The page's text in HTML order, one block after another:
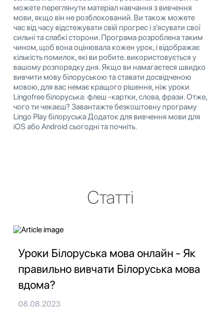
можете переглянути матеріал навчання з вивчення
мови, якщо він не розблокований. Ви також можете
час від часу відстежувати свій прогрес і з’ясувати свої
сильні та слабкі сторони. Програма розроблена таким
чином, щоб вона оцінювала кожен урок, і відображає
кількість помилок, які ви робите. використовується у
вашому розпорядку дня. Якщо ви намагаєтеся швидко
вивчити мову білоруською та ставати досвідченою
мовою, для вас немає кращого рішення, ніж уроки
Lingofree білоруська: флеш -картки, слова, фрази. Отже,
чого ти чекаєш? Завантажте безкоштовну програму
Lingo Play білоруська Додаток для вивчення мови для
iOS або Android сьогодні та почніть.
Статті
Уроки Білоруська мова онлайн - Як
правильно вивчати Білоруська мова
вдома?
08.08.2023